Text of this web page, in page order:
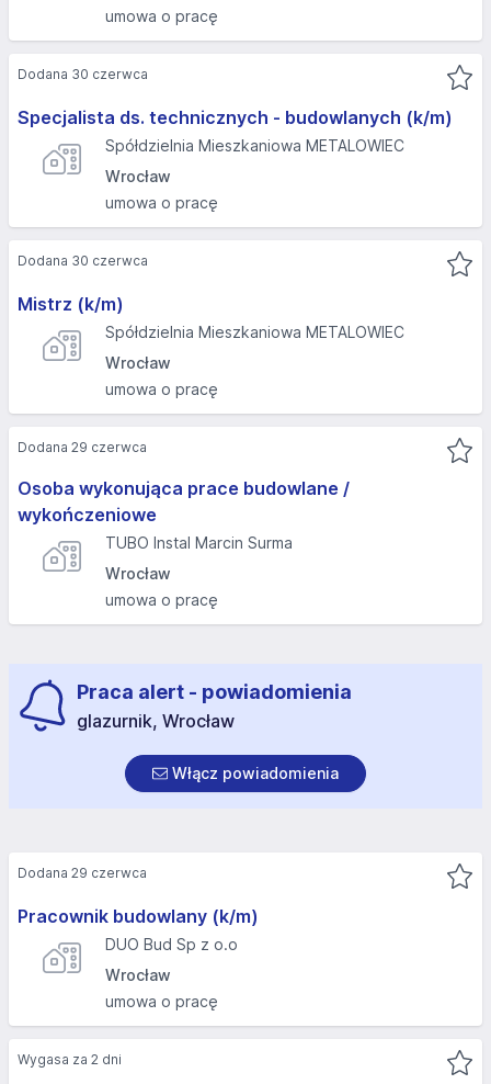
umowa o pracę
Specjalista ds. technicznych - budowlanych (k/m)
Spółdzielnia Mieszkaniowa METALOWIEC
Wrocław
umowa o pracę
Dodana 30 czerwca
Mistrz (k/m)
Spółdzielnia Mieszkaniowa METALOWIEC
Wrocław
umowa o pracę
Dodana 30 czerwca
Osoba wykonująca prace budowlane /
wykończeniowe
TUBO Instal Marcin Surma
Wrocław
umowa o pracę
Dodana 29 czerwca
Praca alert - powiadomienia
glazurnik, Wrocław
Włącz powiadomienia
Pracownik budowlany (k/m)
DUO Bud Sp z o.o
Wrocław
umowa o pracę
Dodana 29 czerwca
Wygasa za 2 dni